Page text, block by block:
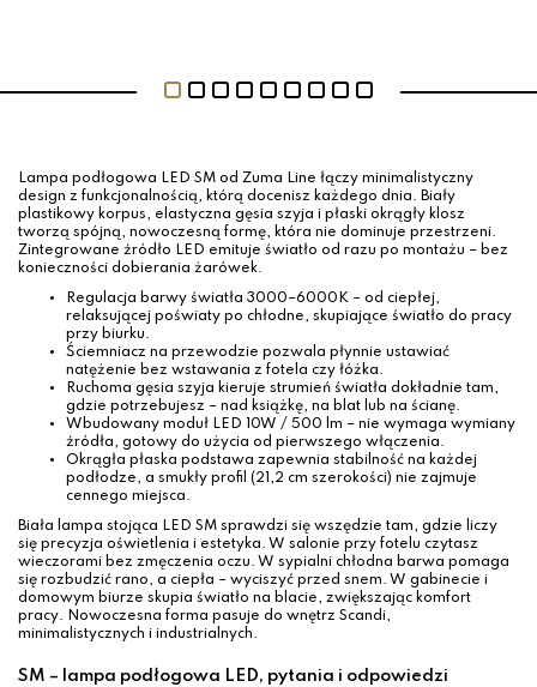
Lampa podłogowa LED SM od Zuma Line łączy minimalistyczny
design z funkcjonalnością, którą docenisz każdego dnia. Biały
plastikowy korpus, elastyczna gęsia szyja i płaski okrągły klosz
tworzą spójną, nowoczesną formę, która nie dominuje przestrzeni.
Zintegrowane źródło LED emituje światło od razu po montażu – bez
konieczności dobierania żarówek.
Regulacja barwy światła 3000–6000K – od ciepłej,
relaksującej poświaty po chłodne, skupiające światło do pracy
przy biurku.
Ściemniacz na przewodzie pozwala płynnie ustawiać
natężenie bez wstawania z fotela czy łóżka.
Ruchoma gęsia szyja kieruje strumień światła dokładnie tam,
gdzie potrzebujesz – nad książkę, na blat lub na ścianę.
Wbudowany moduł LED 10W / 500 lm – nie wymaga wymiany
źródła, gotowy do użycia od pierwszego włączenia.
Okrągła płaska podstawa zapewnia stabilność na każdej
podłodze, a smukły profil (21,2 cm szerokości) nie zajmuje
cennego miejsca.
Biała lampa stojąca LED SM sprawdzi się wszędzie tam, gdzie liczy
się precyzja oświetlenia i estetyka. W salonie przy fotelu czytasz
wieczorami bez zmęczenia oczu. W sypialni chłodna barwa pomaga
się rozbudzić rano, a ciepła – wyciszyć przed snem. W gabinecie i
domowym biurze skupia światło na blacie, zwiększając komfort
pracy. Nowoczesna forma pasuje do wnętrz Scandi,
minimalistycznych i industrialnych.
SM – lampa podłogowa LED, pytania i odpowiedzi